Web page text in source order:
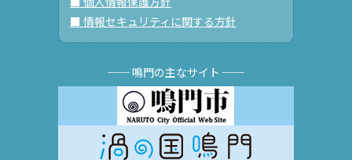
■ 情報セキュリティに関する方針
── 鳴門の主なサイト ──